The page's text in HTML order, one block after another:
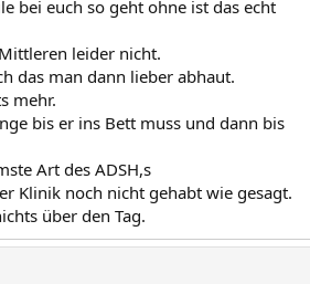
bei euch so geht ohne ist das echt
leider nicht.
das man dann lieber abhaut.
mehr.
bis er ins Bett muss und dann bis
Art des ADSH,s
Klinik noch nicht gehabt wie gesagt.
über den Tag.